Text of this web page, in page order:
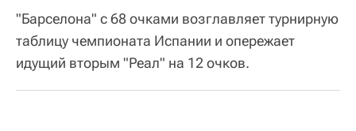
"Барселона" с 68 очками возглавляет турнирную
таблицу чемпионата Испании и опережает
идущий вторым "Реал" на 12 очков.